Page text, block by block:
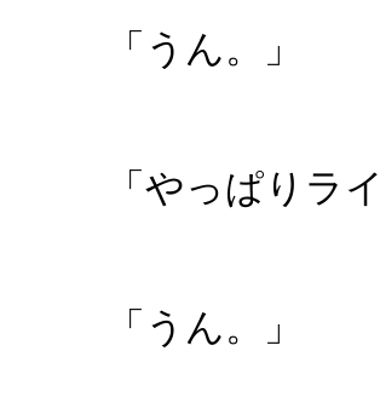
「うん。」
「やっぱりラ
「うん。」